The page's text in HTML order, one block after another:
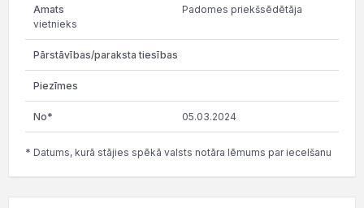
Padomes priekšsēdētāja
vietnieks
05.03.2024
* Datums, kurā stājies spēkā valsts notāra lēmums par iecelšanu